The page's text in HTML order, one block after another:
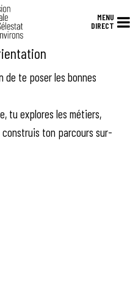
MENU
DIRECT
de te poser les bonnes
tu explores les métiers,
ton parcours sur-